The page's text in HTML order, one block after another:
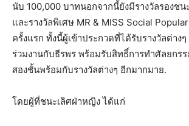
นับ 100,000 บาทนอกจากนี้ยังมีรางวัลรองช
และรางวัลพิเศษ MR & MISS Social
ครั้งแรก ทั้งนี้ผู้เข้าประกวดที่ได้รับรางวัลต่าง
ร่วมงานกับธีรพร พร้อมรับสิทธิ์การทำศัลยกร
สองชั้นพร้อมกับรางวัลต่างๆ อีกมากมาย.
โดยผู้ที่ชนะเลิศฝ่าหญิง ได้แก่